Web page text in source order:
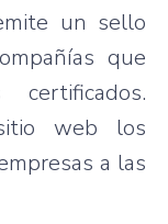
un sello
que
web los
a las